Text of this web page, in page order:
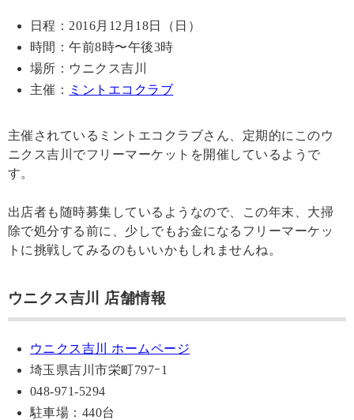
日程：2016月12月18日（日）
時間：午前8時〜午後3時
場所：ウニクス吉川
主催：
ミントエコクラブ
主催されているミントエコクラブさん、定期的にこのウ
ニクス吉川でフリーマーケットを開催しているようで
す。
出店者も随時募集しているようなので、この年末、大掃
除で処分する前に、少しでもお金になるフリーマーケッ
トに挑戦してみるのもいいかもしれませんね。
ウニクス吉川 店舗情報
ウニクス吉川 ホームページ
埼玉県吉川市栄町797ｰ1
048-971-5294
駐車場：440台